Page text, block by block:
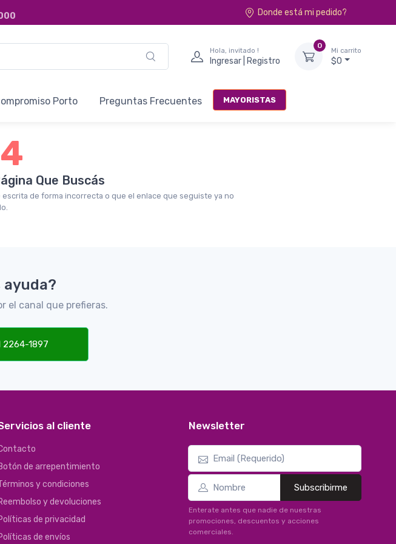
Donde está mi pedido?
Hola, invitado !
Ingresar | Registro
0
Mi carrito
$0
Porto Preguntas Frecuentes MAYORISTAS
Que Buscás
de forma incorrecta o que el enlace que seguiste ya no
ayuda?
el canal que prefieras.
2264-1897
al cliente
de arrepentimiento
y condiciones
y devoluciones
de privacidad
de envíos
Newsletter
Subscribirme
Enterate antes que nadie de nuestras
promociones, descuentos y acciones
comerciales.